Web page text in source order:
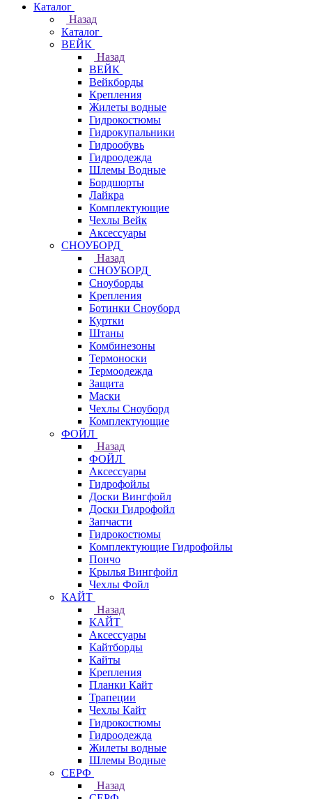
Каталог
Назад
Каталог
ВЕЙК
Назад
ВЕЙК
Вейкборды
Крепления
Жилеты водные
Гидрокостюмы
Гидрокупальники
Гидрообувь
Гидроодежда
Шлемы Водные
Бордшорты
Лайкра
Комплектующие
Чехлы Вейк
Аксессуары
СНОУБОРД
Назад
СНОУБОРД
Сноуборды
Крепления
Ботинки Сноуборд
Куртки
Штаны
Комбинезоны
Термоноски
Термоодежда
Защита
Маски
Чехлы Сноуборд
Комплектующие
ФОЙЛ
Назад
ФОЙЛ
Аксессуары
Гидрофойлы
Доски Вингфойл
Доски Гидрофойл
Запчасти
Гидрокостюмы
Комплектующие Гидрофойлы
Пончо
Крылья Вингфойл
Чехлы Фойл
КАЙТ
Назад
КАЙТ
Аксессуары
Кайтборды
Кайты
Крепления
Планки Кайт
Трапеции
Чехлы Кайт
Гидрокостюмы
Гидроодежда
Жилеты водные
Шлемы Водные
СЕРФ
Назад